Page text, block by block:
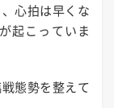
心拍は早くな
起こっていま
態勢を整えて